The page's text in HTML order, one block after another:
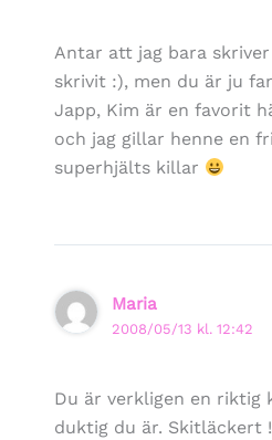
Antar att jag bara
skrivit :), men du är ju
Japp, Kim är en favorit
och jag gillar henne en
superhjälts killar
Maria
2008/05/13 kl. 12:42
Du är verkligen en riktig
duktig du är. Skitläckert